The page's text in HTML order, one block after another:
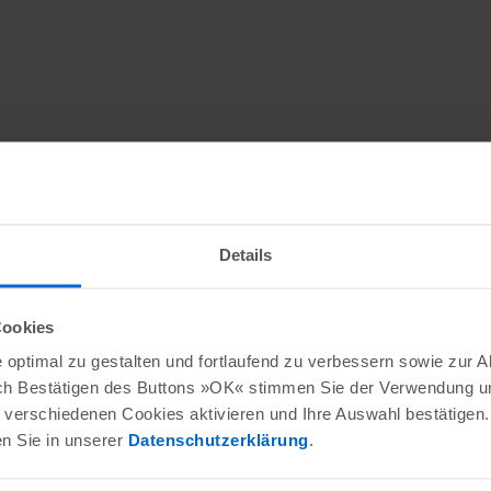
Details
zu gestalten und fortlaufend zu verbessern sowie zur
Bestätigen des Buttons »OK« stimmen Sie der Verwendung
Cookies aktivieren und Ihre Auswahl bestätigen.
Sie in unserer Datenschutzerklärung.